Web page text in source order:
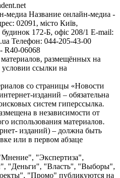
медиа Название онлайн-медиа -
02091, місто Київ,
172-Б, офіс 208/1 E-mail:
Телефон: 044-205-43-00
R40-06068
размещённых на
условии ссылки на
со страницы «Новости
изданий – обязательна
систем гиперссылка.
в независимости от
использования материалов.
изданий) – должна быть
или в первом абзаце
"Экспертиза",
"Деньги", "Власть", "Выборы",
"Промо" публикуются на